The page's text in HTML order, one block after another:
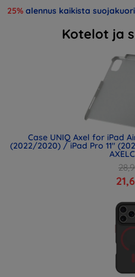
25% alennus kaikista
Kotelot ja
Case UNIQ Axel for iPad
(2022/2020) / iPad Pro 11"